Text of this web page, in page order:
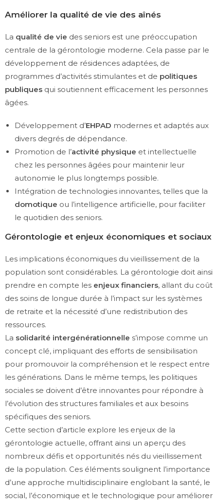
Améliorer la qualité de vie des aînés
La qualité de vie des seniors est une préoccupation
centrale de la gérontologie moderne. Cela passe par le
développement de résidences adaptées, de
programmes d’activités stimulantes et de politiques
publiques qui soutiennent efficacement les personnes
âgées.
Développement d’EHPAD modernes et adaptés aux
divers degrés de dépendance.
Promotion de l’activité physique et intellectuelle
chez les personnes âgées pour maintenir leur
autonomie le plus longtemps possible.
Intégration de technologies innovantes, telles que la
domotique ou l’intelligence artificielle, pour faciliter
le quotidien des seniors.
Gérontologie et enjeux économiques et sociaux
Les implications économiques du vieillissement de la
population sont considérables. La gérontologie doit ainsi
prendre en compte les enjeux financiers, allant du coût
des soins de longue durée à l’impact sur les systèmes
de retraite et la nécessité d’une redistribution des
ressources.
La solidarité intergénérationnelle s’impose comme un
concept clé, impliquant des efforts de sensibilisation
pour promouvoir la compréhension et le respect entre
les générations. Dans le même temps, les politiques
sociales se doivent d’être innovantes pour répondre à
l’évolution des structures familiales et aux besoins
spécifiques des seniors.
Cette section d’article explore les enjeux de la
gérontologie actuelle, offrant ainsi un aperçu des
nombreux défis et opportunités nés du vieillissement
de la population. Ces éléments soulignent l’importance
d’une approche multidisciplinaire englobant la santé, le
social, l’économique et le technologique pour améliorer